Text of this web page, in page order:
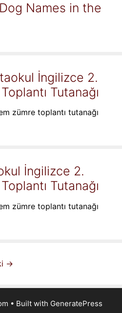
Names in the
İngilizce 2.
Tutanağı
zümre toplantı tutanağı
İngilizce 2.
Tutanağı
zümre toplantı tutanağı
→
• Built with GeneratePress